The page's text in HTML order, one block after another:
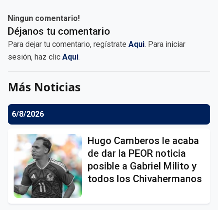
Ningun comentario!
Déjanos tu comentario
Para dejar tu comentario, regístrate Aqui. Para iniciar
sesión, haz clic Aqui.
Más Noticias
6/8/2026
Hugo Camberos le acaba
de dar la PEOR noticia
posible a Gabriel Milito y
todos los Chivahermanos